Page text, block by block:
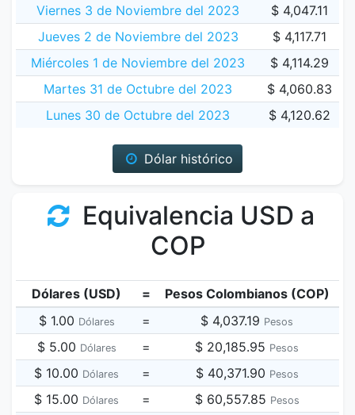
Viernes 3 de Noviembre del 2023
$ 4,047.11
Jueves 2 de Noviembre del 2023
$ 4,117.71
Miércoles 1 de Noviembre del 2023
$ 4,114.29
Martes 31 de Octubre del 2023
$ 4,060.83
Lunes 30 de Octubre del 2023
$ 4,120.62
Dólar histórico
Equivalencia USD a
COP
Dólares (USD) =
Pesos Colombianos (COP)
$ 1.00 Dólares = $ 4,037.19 Pesos
$ 5.00 Dólares = $ 20,185.95 Pesos
$ 10.00 Dólares = $ 40,371.90 Pesos
$ 15.00 Dólares = $ 60,557.85 Pesos